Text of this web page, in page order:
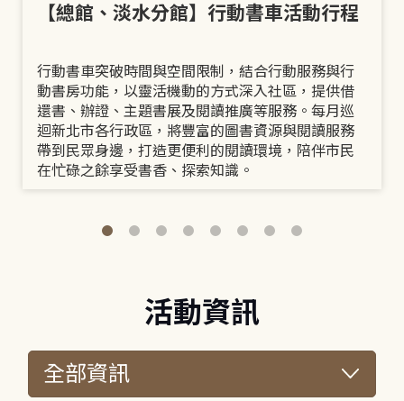
【總館、淡水分館】行動書車活動行程
行動書車突破時間與空間限制，結合行動服務與行
動書房功能，以靈活機動的方式深入社區，提供借
還書、辦證、主題書展及閱讀推廣等服務。每月巡
迴新北市各行政區，將豐富的圖書資源與閱讀服務
帶到民眾身邊，打造更便利的閱讀環境，陪伴市民
在忙碌之餘享受書香、探索知識。
活動資訊